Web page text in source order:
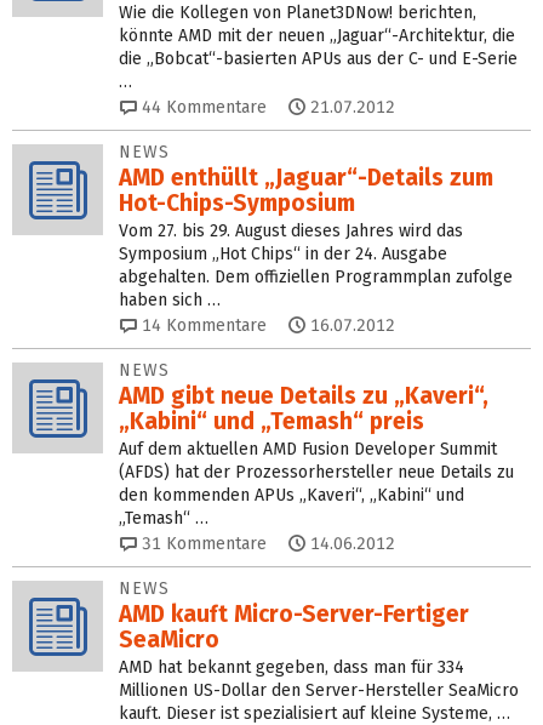
Wie die Kollegen von Planet3DNow! berichten,
könnte AMD mit der neuen „Jaguar“-Architektur, die
die „Bobcat“-basierten APUs aus der C- und E-Serie
…
44 Kommentare 21.07.2012
NEWS
AMD enthüllt „Jaguar“-Details zum
Hot-Chips-Symposium
Vom 27. bis 29. August dieses Jahres wird das
Symposium „Hot Chips“ in der 24. Ausgabe
abgehalten. Dem offiziellen Programmplan zufolge
haben sich …
14 Kommentare 16.07.2012
NEWS
AMD gibt neue Details zu „Kaveri“,
„Kabini“ und „Temash“ preis
Auf dem aktuellen AMD Fusion Developer Summit
(AFDS) hat der Prozessorhersteller neue Details zu
den kommenden APUs „Kaveri“, „Kabini“ und
„Temash“ …
31 Kommentare 14.06.2012
NEWS
AMD kauft Micro-Server-Fertiger
SeaMicro
AMD hat bekannt gegeben, dass man für 334
Millionen US-Dollar den Server-Hersteller SeaMicro
kauft. Dieser ist spezialisiert auf kleine Systeme, …